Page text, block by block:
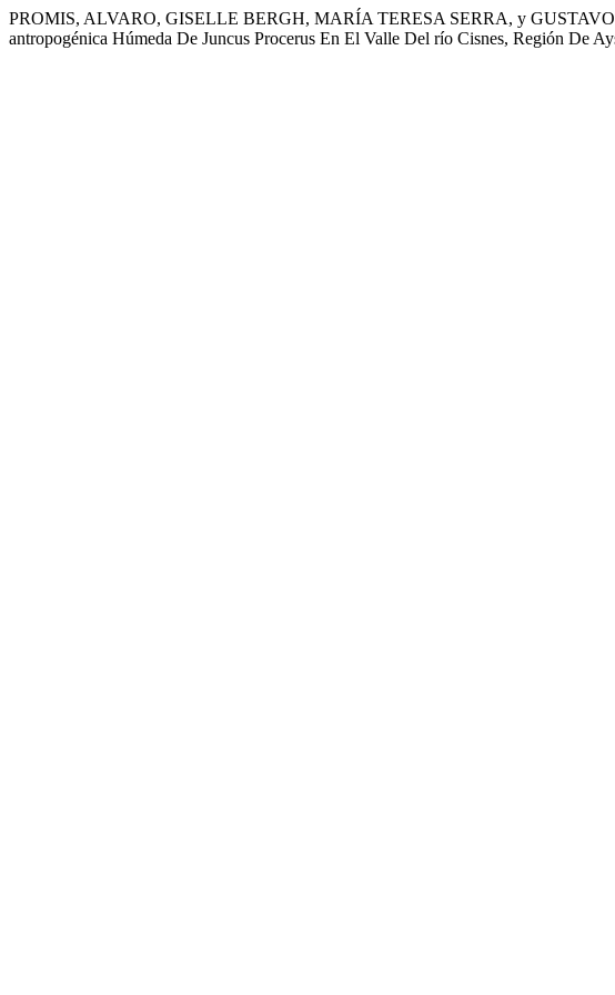
PROMIS, ALVARO, GISELLE BERGH, MARÍA TERESA SERRA, y GUSTAVO
antropogénica Húmeda De Juncus Procerus En El Valle Del río Cisnes, Región De